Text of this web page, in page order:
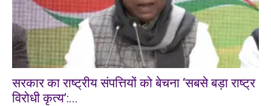
सरकार का राष्ट्रीय संपत्तियों को बेचना ‘सबसे बड़ा राष्ट्र
विरोधी कृत्य’:...